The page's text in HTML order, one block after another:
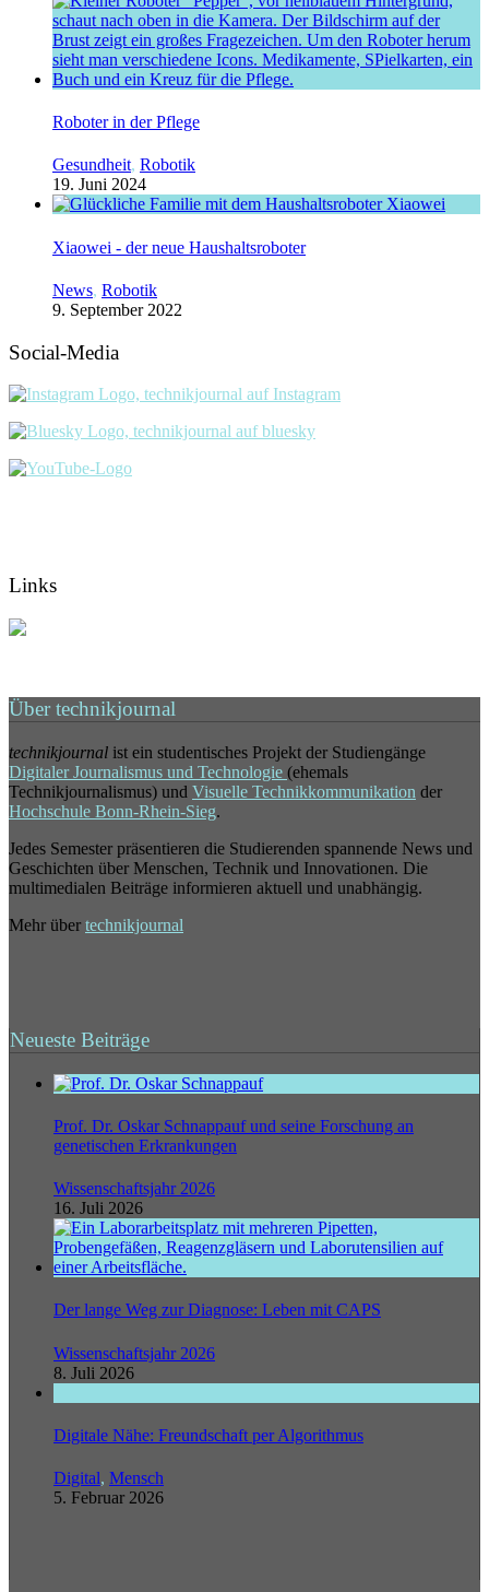
Roboter in der Pflege
Gesundheit, Robotik
19. Juni 2024
Xiaowei - der neue Haushaltsroboter
News, Robotik
9. September 2022
Social-Media
Links
Über technikjournal
technikjournal ist ein studentisches Projekt der Studiengänge
Digitaler Journalismus und Technologie (ehemals
Technikjournalismus) und Visuelle Technikkommunikation der
Hochschule Bonn-Rhein-Sieg.
Jedes Semester präsentieren die Studierenden spannende News und
Geschichten über Menschen, Technik und Innovationen. Die
multimedialen Beiträge informieren aktuell und unabhängig.
Mehr über technikjournal
Neueste Beiträge
Prof. Dr. Oskar Schnappauf und seine Forschung an
genetischen Erkrankungen
Wissenschaftsjahr 2026
16. Juli 2026
Der lange Weg zur Diagnose: Leben mit CAPS
Wissenschaftsjahr 2026
8. Juli 2026
Digitale Nähe: Freundschaft per Algorithmus
Digital, Mensch
5. Februar 2026